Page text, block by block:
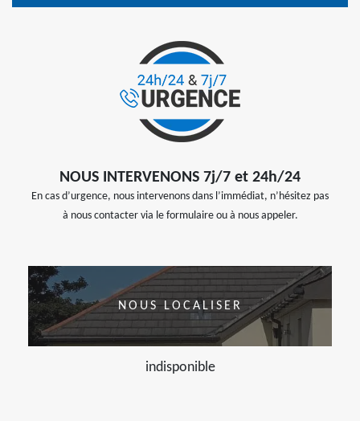
NOUS INTERVENONS 7j/7 et 24h/24
En cas d’urgence, nous intervenons dans l’immédiat, n’hésitez pas
à nous contacter via le formulaire ou à nous appeler.
NOUS LOCALISER
indisponible